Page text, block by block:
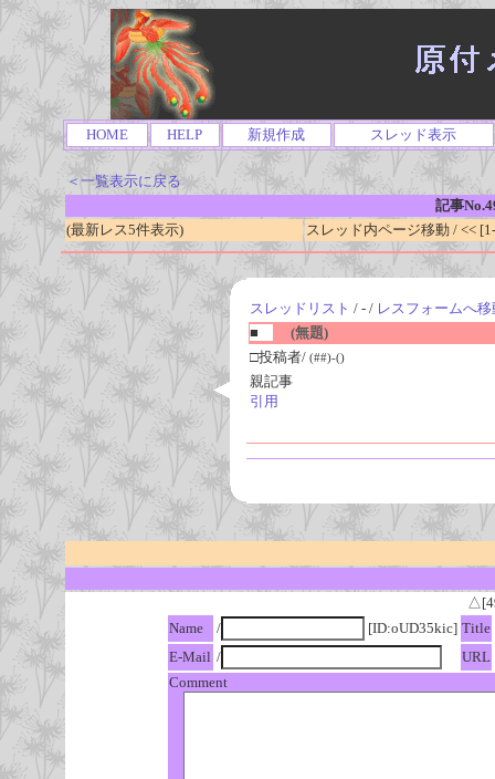
HOME HELP 新規作成 スレッド表示
＜一覧表示に戻る
記事
(最新レス5件表示)
スレッド内ページ移動 / <<
スレッドリスト / - / レスフォームへ移
■
(無題)
□投稿者/ (##)-()
親記事
引用
Name
/ [ID:oUD35kic] Title
E-Mail /
URL
Comment